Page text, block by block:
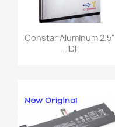
Constar Aluminum 2.5"
IDE...